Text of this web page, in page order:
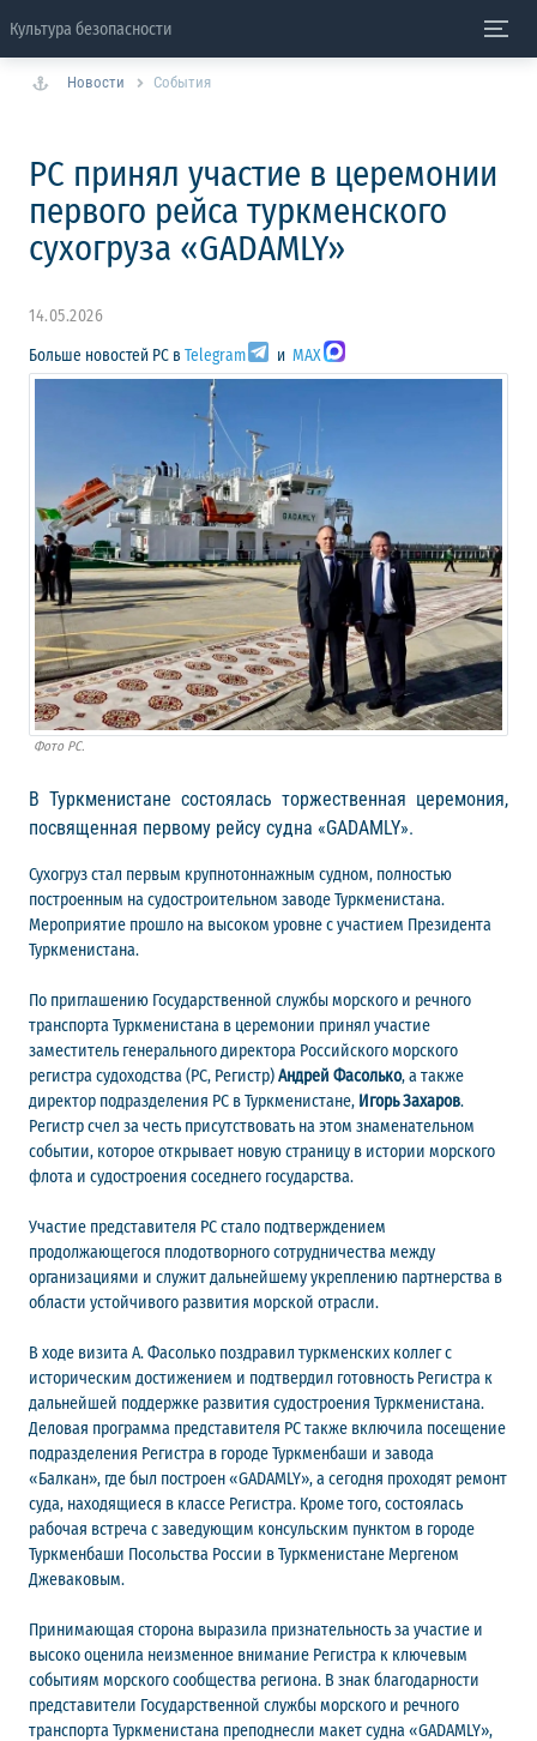
Культура безопасности
Новости События
РС принял участие в церемонии
первого рейса туркменского
сухогруза «GADAMLY»
14.05.2026
Больше новостей РС в Telegram и MAX
Фото РС.
В Туркменистане состоялась торжественная церемония,
посвященная первому рейсу судна «GADAMLY».
Сухогруз стал первым крупнотоннажным судном, полностью
построенным на судостроительном заводе Туркменистана.
Мероприятие прошло на высоком уровне с участием Президента
Туркменистана.
По приглашению Государственной службы морского и речного
транспорта Туркменистана в церемонии принял участие
заместитель генерального директора Российского морского
регистра судоходства (РС, Регистр)Андрей Фасолько, а также
директор подразделения РС в Туркменистане, Игорь Захаров.
Регистр счел за честь присутствовать на этом знаменательном
событии, которое открывает новую страницу в истории морского
флота и судостроения соседнего государства.
Участие представителя РС стало подтверждением
продолжающегося плодотворного сотрудничества между
организациями и служит дальнейшему укреплению партнерства в
области устойчивого развития морской отрасли.
В ходе визита А. Фасолько поздравил туркменских коллег с
историческим достижением и подтвердил готовность Регистра к
дальнейшей поддержке развития судостроения Туркменистана.
Деловая программа представителя РС также включила посещение
подразделения Регистра в городе Туркменбаши и завода
«Балкан», где был построен «GADAMLY», а сегодня проходят ремонт
суда, находящиеся в классе Регистра. Кроме того, состоялась
рабочая встреча с заведующим консульским пунктом в городе
Туркменбаши Посольства России в Туркменистане Мергеном
Джеваковым.
Принимающая сторона выразила признательность за участие и
высоко оценила неизменное внимание Регистра к ключевым
событиям морского сообщества региона. В знак благодарности
представители Государственной службы морского и речного
транспорта Туркменистана преподнесли макет судна «GADAMLY»,